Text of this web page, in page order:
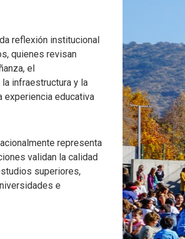
reflexión institucional
quienes revisan
el
infraestructura y la
experiencia educativa
representa
validan la calidad
superiores,
e